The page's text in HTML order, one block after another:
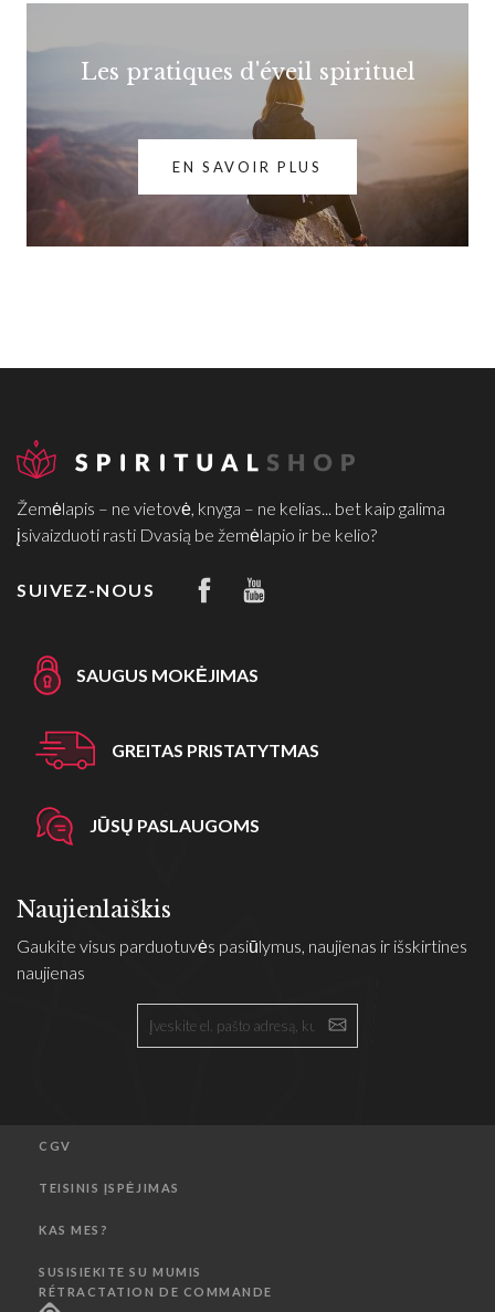
Les pratiques d'éveil spirituel
EN SAVOIR PLUS
Žemėlapis – ne vietovė, knyga – ne kelias... bet kaip galima
įsivaizduoti rasti Dvasią be žemėlapio ir be kelio?
SUIVEZ-NOUS
SAUGUS MOKĖJIMAS
GREITAS PRISTATYTMAS
JŪSŲ PASLAUGOMS
Naujienlaiškis
Gaukite visus parduotuvės pasiūlymus, naujienas ir išskirtines
naujienas
CGV
TEISINIS ĮSPĖJIMAS
KAS MES?
SUSISIEKITE SU MUMIS
RÉTRACTATION DE COMMANDE